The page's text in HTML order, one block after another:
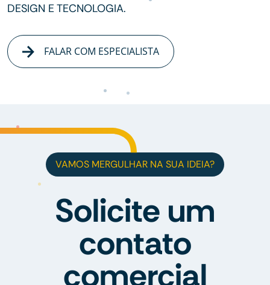
DESIGN E TECNOLOGIA.
FALAR COM ESPECIALISTA
VAMOS MERGULHAR NA SUA IDEIA?
Solicite um
contato
comercial